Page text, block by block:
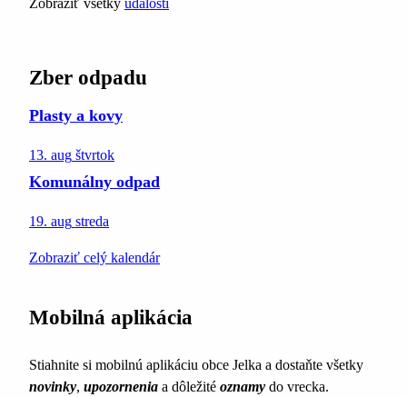
Zber odpadu
Plasty a kovy
13. aug štvrtok
Komunálny odpad
19. aug streda
Zobraziť celý kalendár
Mobilná aplikácia
Stiahnite si mobilnú aplikáciu obce Jelka a dostaňte všetky
novinky, upozornenia a dôležité oznamy do vrecka.